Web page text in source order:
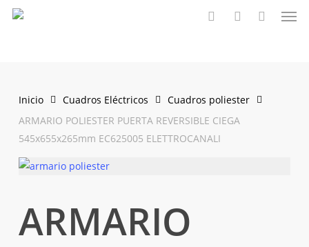
Saltar
Inicio Cuadros Eléctricos
Cuadros poliester
ARMARIO POLIESTER PUERTA REVERSIBLE CIEGA
545x655x265mm EC625005 ELETTROCANALI
ARMARIO